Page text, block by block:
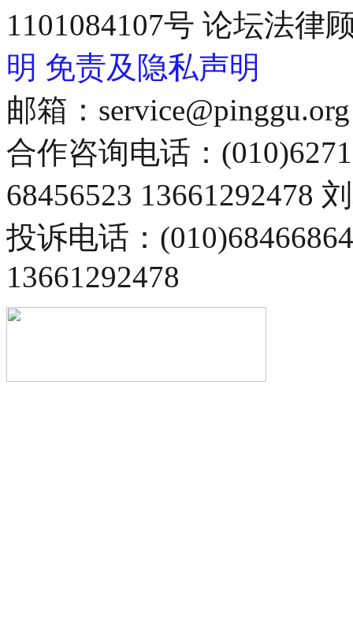
1101084107号 论坛法律
明 免责及隐私声明
邮箱：service@pinggu.org
合作咨询电话：
68456523 13661292478
投诉电话：
13661292478